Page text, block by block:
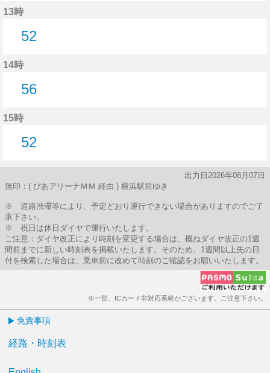
13時
52
14時
56
15時
52
出力日2026年08月07日
無印：( ぴあアリーナＭＭ 経由 ) 横浜駅前ゆき
※ 道路渋滞等により、予定どおり運行できない場合がありますのでご了
承下さい。
※ 祝日は休日ダイヤで運行いたします。
ご注意：ダイヤ改正により時刻を変更する場合は、概ねダイヤ改正の1週
間前までに新しい時刻表を掲載いたします。そのため、1週間以上先の日
付を検索した場合は、乗車前に改めて時刻のご確認をお願いいたします。
※一部、ICカード非対応系統がございます。ご注意下さい。
免責事項
経路・時刻表